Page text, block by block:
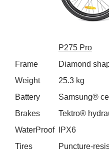
P275 Pro
Frame
Diamond
Weight
25.3 kg
Battery
Samsung®
Brakes
Tektro®
WaterProof
IPX6
Tires
Puncture-